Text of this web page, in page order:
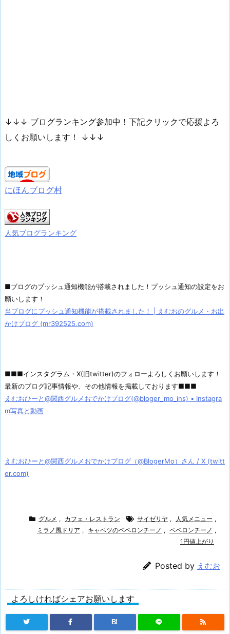
↓↓↓ ブログランキング参加中！下記クリックで応援よろ
しくお願いします！ ↓↓↓
にほんブログ村
人気ブログランキング
■ブログのプッシュ通知機能が搭載されました！プッシュ通知の設定をお
願いします！
当ブログにプッシュ通知機能が搭載されました！ | えむおのグルメ・お出
かけブログ (mr392525.com)
■■■インスタグラム・X(旧twitter)のフォローよろしくお願いします！
最新のブログ記事情報や、その他情報を掲載しております■■■
えむおひーと@関西グルメおでかけブログ(@bloger_mo_ins) • Instagra
m写真と動画
えむおひーと@関西グルメおでかけブログ（@BlogerMo）さん / X (twitt
er.com)
グルメ , カフェ・レストラン サイゼリヤ , 人気メニュー ,
ミラノ風ドリア , キャベツのペペロンチーノ , ペペロンチーノ ,
1円値上がり
Posted by えむお
よろしければシェアお願いします
B!